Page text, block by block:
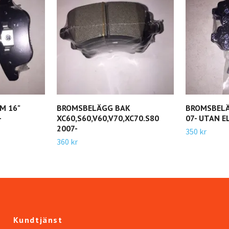
16"
BROMSBELÄGG BAK
XC60,S60,V60,V70,XC70.S80
2007-
360 kr
07- UTAN
350 kr
Kundtjänst